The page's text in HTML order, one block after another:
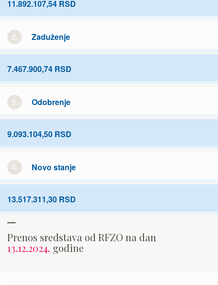
11.892.107,54 RSD
2. Zaduženje
7.467.900,74 RSD
3. Odobrenje
9.093.104,50 RSD
4. Novo stanje
13.517.311,30 RSD
Prenos sredstava od RFZO na dan
13.12.2024. godine